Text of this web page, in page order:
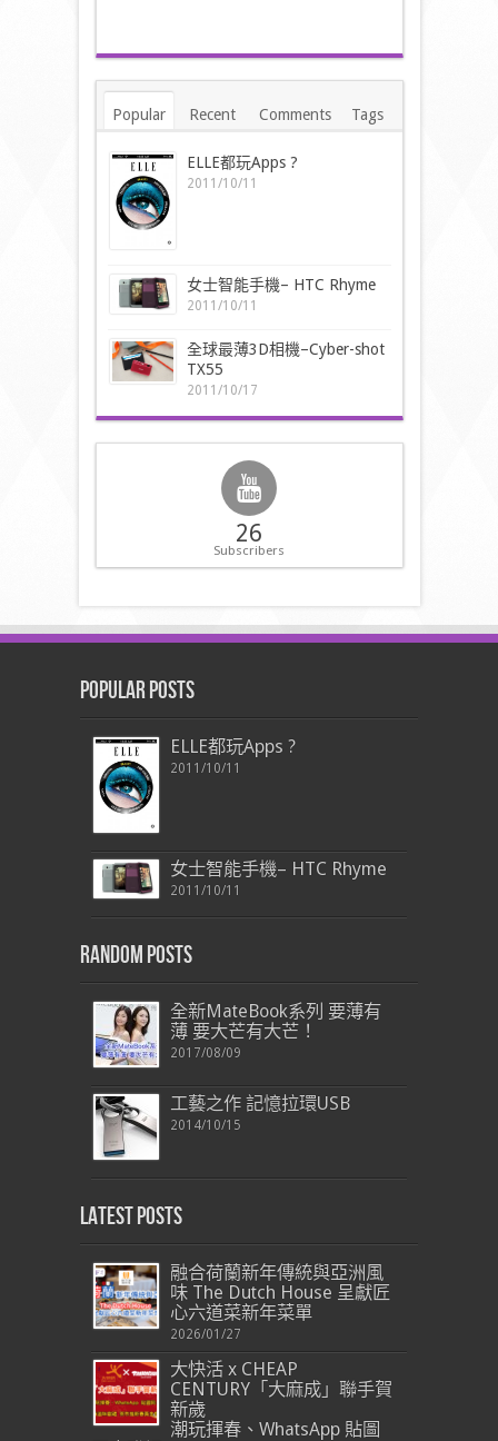
Popular Recent Comments Tags
ELLE都玩Apps ?
2011/10/11
女士智能手機– HTC Rhyme
2011/10/11
全球最薄3D相機–Cyber-shot
TX55
2011/10/17
26
Subscribers
Popular Posts
ELLE都玩Apps ?
2011/10/11
女士智能手機– HTC Rhyme
2011/10/11
Random Posts
全新MateBook系列 要薄有
薄 要大芒有大芒！
2017/08/09
工藝之作 記憶拉環USB
2014/10/15
Latest Posts
融合荷蘭新年傳統與亞洲風
味 The Dutch House 呈獻匠
心六道菜新年菜單
2026/01/27
大快活 x CHEAP
CENTURY「大麻成」聯手賀
新歲
潮玩揮春、WhatsApp 貼圖